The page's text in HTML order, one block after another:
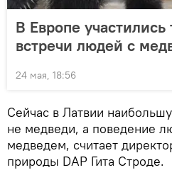
В Европе участились
встречи людей с
24 мая, 18:56
Сейчас в Латвии
не медведи, а поведение
медведем, считает
природы DAP Гита Строде.